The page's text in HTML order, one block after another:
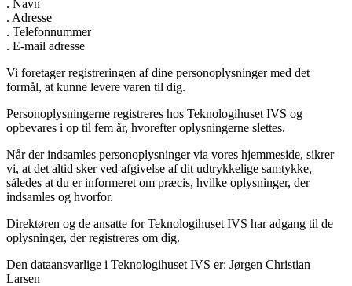
. Navn
. Adresse
. Telefonnummer
. E-mail adresse
Vi foretager registreringen af dine personoplysninger med det
formål, at kunne levere varen til dig.
Personoplysningerne registreres hos Teknologihuset IVS og
opbevares i op til fem år, hvorefter oplysningerne slettes.
Når der indsamles personoplysninger via vores hjemmeside, sikrer
vi, at det altid sker ved afgivelse af dit udtrykkelige samtykke,
således at du er informeret om præcis, hvilke oplysninger, der
indsamles og hvorfor.
Direktøren og de ansatte for Teknologihuset IVS har adgang til de
oplysninger, der registreres om dig.
Den dataansvarlige i Teknologihuset IVS er: Jørgen Christian
Larsen